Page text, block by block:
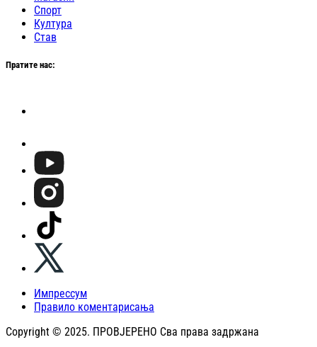
Спорт
Култура
Став
Пратите нас:
Импрессум
Правило коментарисања
Copyright © 2025. ПРОВЈЕРЕНО Сва права задржана